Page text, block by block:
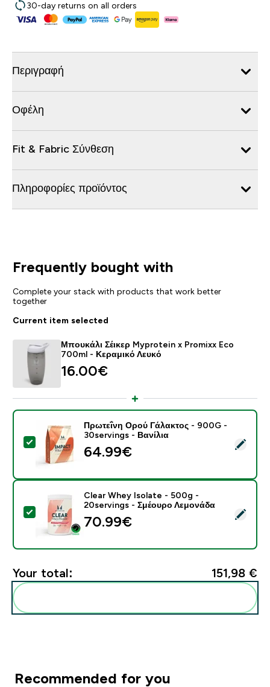
30-day returns on all orders
Περιγραφή
Οφέλη
Fit & Fabric Σύνθεση
Πληροφορίες προϊόντος
Frequently bought with
Complete your stack with products that work better
together
Current item selected
Μπουκάλι Σέικερ Myprotein x Promixx Eco
700ml - Κεραμικό Λευκό
16.00€‎
Select this product - Πρωτεΐνη Ορού Γάλακτος -
Πρωτεΐνη Ορού Γάλακτος - 900G -
30servings - Βανίλια
64.99€‎
Select this product - Clear Whey Isolate - 500g -
Clear Whey Isolate - 500g -
20servings - Σμέουρο Λεμονάδα
70.99€‎
Your total: 151,98 €‎
Recommended for you